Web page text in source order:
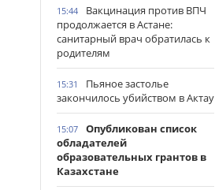
15:44
Вакцинация против ВПЧ
продолжается в Астане:
санитарный врач обратилась к
родителям
15:31
Пьяное застолье
закончилось убийством в Актау
15:07
Опубликован список
обладателей
образовательных грантов в
Казахстане